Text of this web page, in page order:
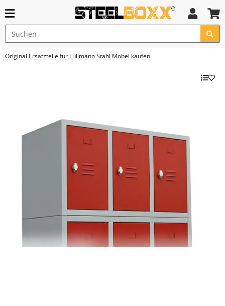
Original Ersatzteile für Lüllmann Stahl Möbel kaufen